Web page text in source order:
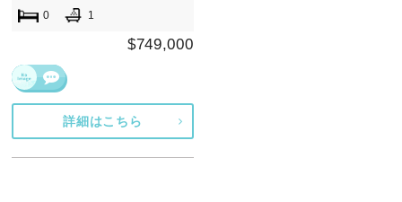
0 1
$749,000
詳細はこちら